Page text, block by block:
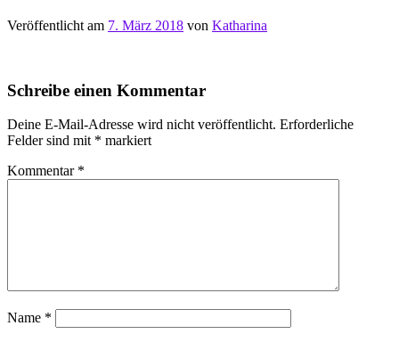
Veröffentlicht am 7. März 2018 von Katharina
Schreibe einen Kommentar
Deine E-Mail-Adresse wird nicht veröffentlicht. Erforderliche
Felder sind mit * markiert
Kommentar *
Name *